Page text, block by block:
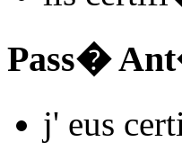
Pass�
j' eus